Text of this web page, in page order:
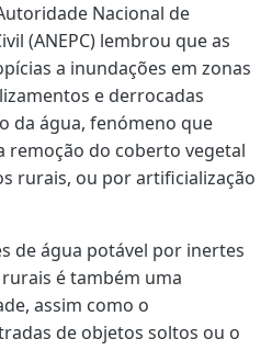
Nacional de
(ANEPC) lembrou que as
a inundações em zonas
e derrocadas
da água, fenómeno que
remoção do coberto vegetal
rurais, ou por artificialização
de água potável por inertes
é também uma
assim como o
de objetos soltos ou o